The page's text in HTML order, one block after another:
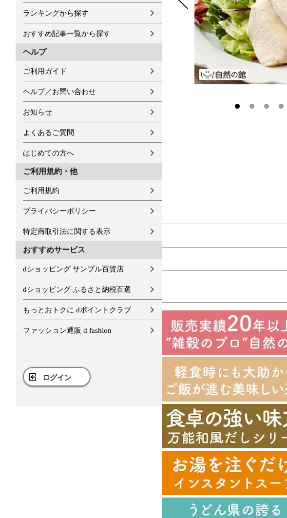
ランキングから探す
おすすめ記事一覧から探す
ヘルプ
ご利用ガイド
ヘルプ／お問い合わせ
お知らせ
よくあるご質問
はじめての方へ
ご利用規約・他
ご利用規約
プライバシーポリシー
特定商取引法に関する表示
おすすめサービス
dショッピング サンプル百貨店
dショッピング ふるさと納税百選
もっとおトクに dポイントクラブ
ファッション通販 d fashion
ログイン